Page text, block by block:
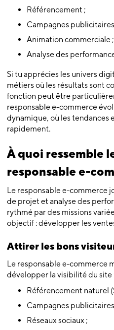
Référencement ;
Campagnes
Animation commerciale ;
Analyse des
Si tu apprécies les univers
métiers où les résultats sont
fonction peut être
responsable e-commerce
dynamique, où les tendances
rapidement.
À quoi ressemble
responsable e-
Le responsable e-commerce
de projet et analyse des
rythmé par des missions
objectif : développer les
Attirer les bons
Le responsable e-commerce
développer la visibilité du site
Référencement naturel
Campagnes
Réseaux sociaux ;